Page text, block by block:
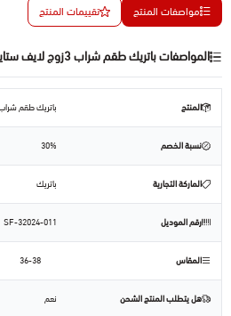
مواصفات المنتج تقييمات المنتج
المواصفات باتريك طقم شراب 3زوج لايف ستايل نسائي
المنتج باتريك طقم شراب 3زوج لايف ستايل نسائي
نسبة الخصم 30%
الماركة التجارية باتريك
رقم الموديل SF-32024-011
المقاس 36-38
هل يتطلب المنتج الشحن نعم